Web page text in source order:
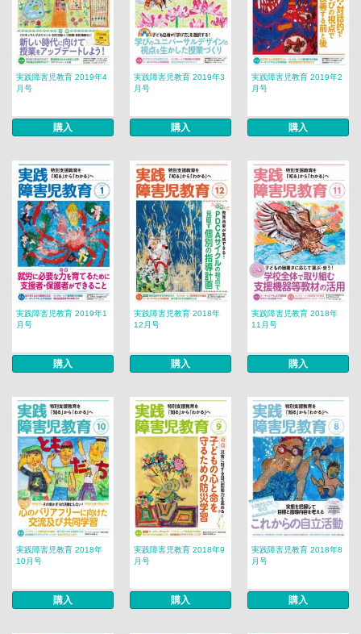
実践障害児教育 2019年4
月号
購入
実践障害児教育 2019年3
月号
購入
実践障害児教育 2019年2
月号
購入
実践障害児教育 2019年1
月号
購入
実践障害児教育 2018年
12月号
購入
実践障害児教育 2018年
11月号
購入
実践障害児教育 2018年
10月号
購入
実践障害児教育 2018年9
月号
購入
実践障害児教育 2018年8
月号
購入